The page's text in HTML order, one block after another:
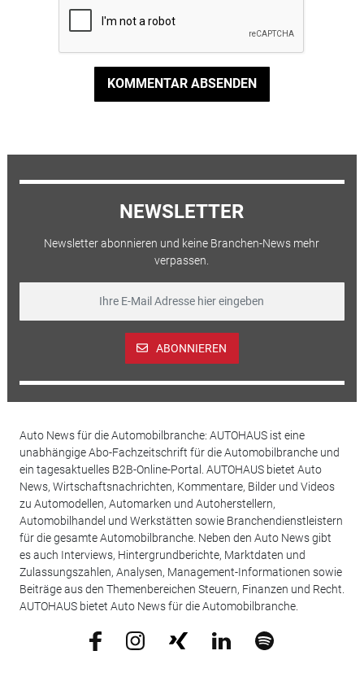
KOMMENTAR ABSENDEN
NEWSLETTER
Newsletter abonnieren und keine Branchen-News mehr
verpassen.
ABONNIEREN
Auto News für die Automobilbranche: AUTOHAUS ist eine
unabhängige Abo-Fachzeitschrift für die Automobilbranche und
ein tagesaktuelles B2B-Online-Portal. AUTOHAUS bietet Auto
News, Wirtschaftsnachrichten, Kommentare, Bilder und Videos
zu Automodellen, Automarken und Autoherstellern,
Automobilhandel und Werkstätten sowie Branchendienstleistern
für die gesamte Automobilbranche. Neben den Auto News gibt
es auch Interviews, Hintergrundberichte, Marktdaten und
Zulassungszahlen, Analysen, Management-Informationen sowie
Beiträge aus den Themenbereichen Steuern, Finanzen und Recht.
AUTOHAUS bietet Auto News für die Automobilbranche.